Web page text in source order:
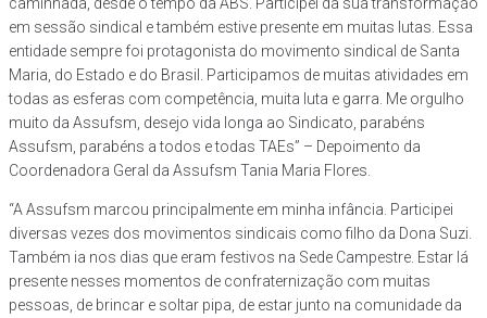
em sessão sindical e também estive presente em muitas lutas. Essa
entidade sempre foi protagonista do movimento sindical de Santa
Maria, do Estado e do Brasil. Participamos de muitas atividades em
todas as esferas com competência, muita luta e garra. Me orgulho
muito da Assufsm, desejo vida longa ao Sindicato, parabéns
Assufsm, parabéns a todos e todas TAEs” – Depoimento da
Coordenadora Geral da Assufsm Tania Maria Flores.
“A Assufsm marcou principalmente em minha infância. Participei
diversas vezes dos movimentos sindicais como filho da Dona Suzi.
Também ia nos dias que eram festivos na Sede Campestre. Estar lá
presente nesses momentos de confraternização com muitas
pessoas, de brincar e soltar pipa, de estar junto na comunidade da